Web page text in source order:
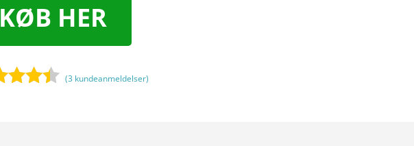
KØB HER
(3 kundeanmeldelser)